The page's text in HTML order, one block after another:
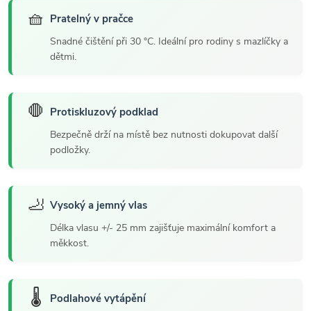
🧺 Pratelný v pračce
Snadné čištění při 30 °C. Ideální pro rodiny s mazlíčky a
dětmi.
🛑 Protiskluzový podklad
Bezpečně drží na místě bez nutnosti dokupovat další
podložky.
🦶 Vysoký a jemný vlas
Délka vlasu +/- 25 mm zajišťuje maximální komfort a
měkkost.
🌡️ Podlahové vytápění